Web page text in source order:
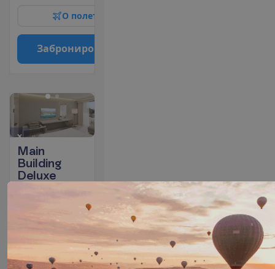
О полет
Заброниро
Main
Building
Deluxe
Все
включено
Удобства в